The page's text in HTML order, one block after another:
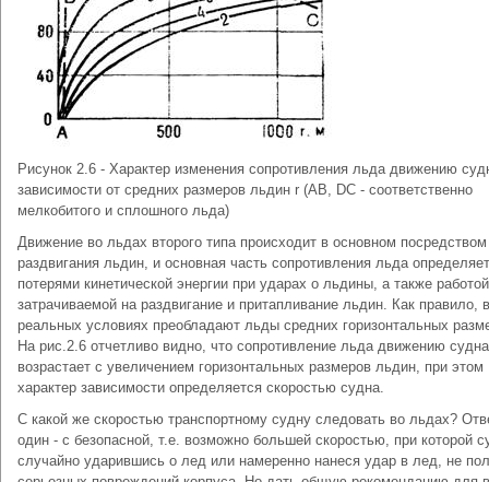
Рисунок 2.6 - Характер изменения сопротивления льда движению
зависимости от средних размеров льдин r (AB, DC - соответственно
мелкобитого и сплошного льда)
Движение во льдах второго типа происходит в основном посредством
раздвигания льдин, и основная часть сопротивления льда
потерями кинетической энергии при ударах о льдины, а также
затрачиваемой на раздвигание и притапливание льдин. Как правило, в
реальных условиях преобладают льды средних горизонтальных
На рис.2.6 отчетливо видно, что сопротивление льда движению
возрастает с увеличением горизонтальных размеров льдин, при этом
характер зависимости определяется скоростью судна.
С какой же скоростью транспортному судну следовать во льдах?
один - с безопасной, т.е. возможно большей скоростью, при которой
случайно ударившись о лед или намеренно нанеся удар в лед, не